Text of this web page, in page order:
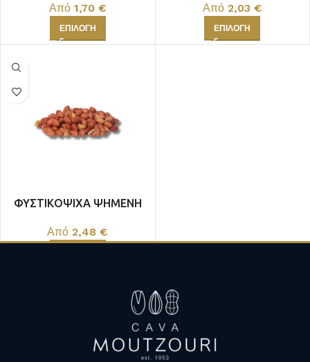
Από 1,70 €
ΕΠΙΛΟΓΉ
ΑΛΑΤΙ
Από 2,03 €
ΕΠΙΛΟΓΉ
ΦΥΣΤΙΚΟΨΙΧΑ ΨΗΜΕΝΗ
Από2,48€